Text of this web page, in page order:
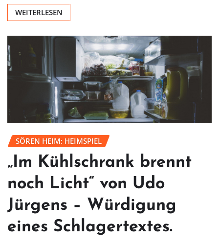
WEITERLESEN
SÖREN HEIM: HEIMSPIEL
„Im Kühlschrank brennt
noch Licht“ von Udo
Jürgens – Würdigung
eines Schlagertextes.